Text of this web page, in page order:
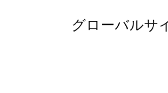
グローバルサ